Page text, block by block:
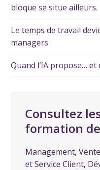
bloque se situe ailleurs.
Le temps de travail
managers
Quand l’IA propose…
Consultez
formation de
Management,
et Service Client,